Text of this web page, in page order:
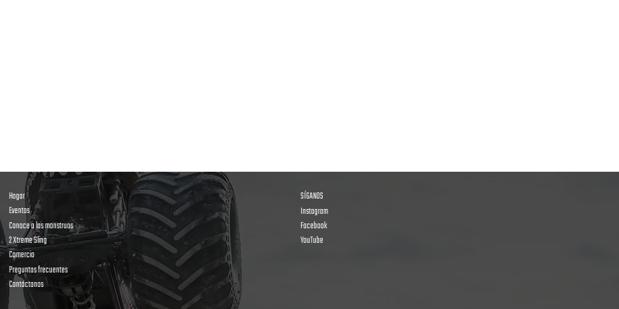
SÍGANOS
Instagram
Facebook
YouTube
Hogar
Eventos
Conoce a los monstruos
2 Xtreme Sling
Comercio
Preguntas frecuentes
Contáctanos